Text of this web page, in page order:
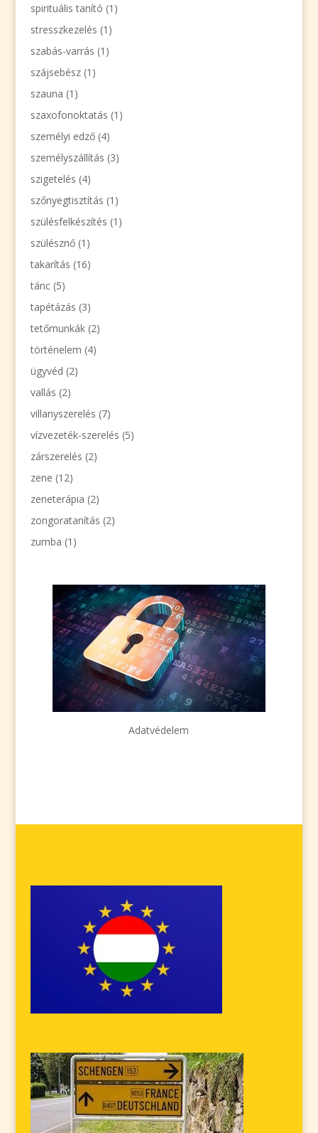
spirituális tanító (1)
stresszkezelés (1)
szabás-varrás (1)
szájsebész(1)
szauna (1)
szaxofonoktatás (1)
személyi edző(4)
személyszállítás (3)
szigetelés (4)
szőnyegtisztítás (1)
szülésfelkészítés (1)
szülésznő(1)
takarítás (16)
tánc(5)
tapétázás (3)
tetőmunkák(2)
történelem (4)
ügyvéd (2)
vallás (2)
villanyszerelés (7)
vízvezeték-szerelés (5)
zárszerelés (2)
zene (12)
zeneterápia (2)
zongoratanítás (2)
zumba (1)
Adatvédelem